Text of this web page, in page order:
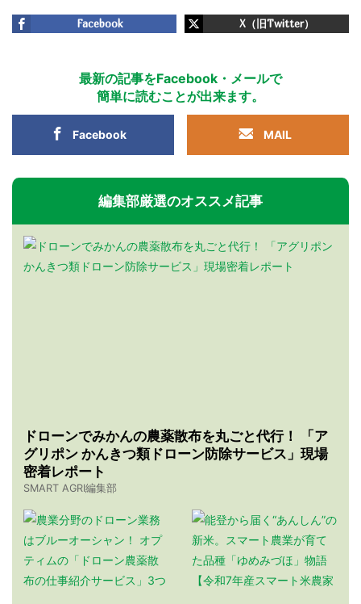
Facebook X（旧Twitter）
最新の記事をFacebook・メールで
簡単に読むことが出来ます。
Facebook MAIL
編集部厳選のオススメ記事
ドローンでみかんの農薬散布を丸ごと代行！ 「ア
グリポン かんきつ類ドローン防除サービス」現場
密着レポート
SMART AGRI編集部